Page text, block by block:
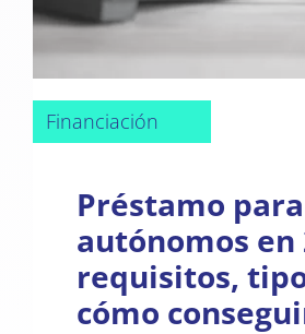
Financiación
Préstamo para
autónomos en
requisitos,
cómo